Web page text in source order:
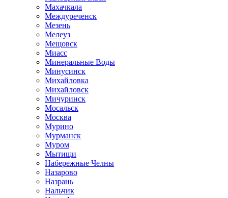
Махачкала
Междуреченск
Мезень
Мелеуз
Мещовск
Миасс
Минеральные Воды
Минусинск
Михайловка
Михайловск
Мичуринск
Мосальск
Москва
Мурино
Мурманск
Муром
Мытищи
Набережные Челны
Назарово
Назрань
Нальчик